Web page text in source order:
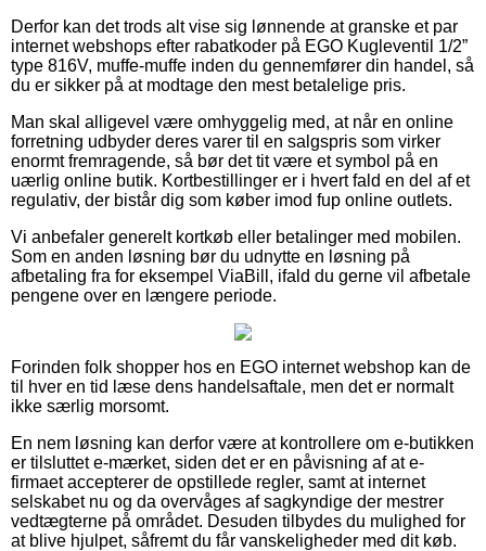
Derfor kan det trods alt vise sig lønnende at granske et par
internet webshops efter rabatkoder på EGO Kugleventil 1/2”
type 816V, muffe-muffe inden du gennemfører din handel, så
du er sikker på at modtage den mest betalelige pris.
Man skal alligevel være omhyggelig med, at når en online
forretning udbyder deres varer til en salgspris som virker
enormt fremragende, så bør det tit være et symbol på en
uærlig online butik. Kortbestillinger er i hvert fald en del af et
regulativ, der bistår dig som køber imod fup online outlets.
Vi anbefaler generelt kortkøb eller betalinger med mobilen.
Som en anden løsning bør du udnytte en løsning på
afbetaling fra for eksempel ViaBill, ifald du gerne vil afbetale
pengene over en længere periode.
Forinden folk shopper hos en EGO internet webshop kan de
til hver en tid læse dens handelsaftale, men det er normalt
ikke særlig morsomt.
En nem løsning kan derfor være at kontrollere om e-butikken
er tilsluttet e-mærket, siden det er en påvisning af at e-
firmaet accepterer de opstillede regler, samt at internet
selskabet nu og da overvåges af sagkyndige der mestrer
vedtægterne på området. Desuden tilbydes du mulighed for
at blive hjulpet, såfremt du får vanskeligheder med dit køb.